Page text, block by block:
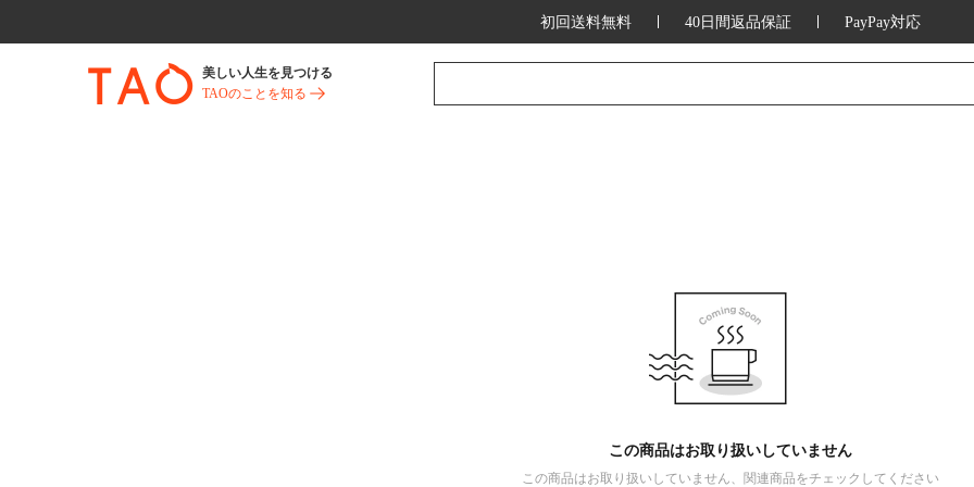
初回送料無料 40日間返品保証 PayPay対応
美しい人生を見つける
TAOのことを知る
この商品はお取り扱いしていません
この商品はお取り扱いしていません、関連商品をチェックしてください